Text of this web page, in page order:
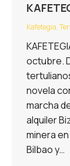
Kafetegia,
octubre.
novela
marcha
alquiler
minera
Bilbao y…